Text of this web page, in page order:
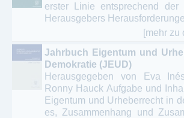
erster Linie entsprechend der
Herausgebers
[mehr zu
Jahrbuch Eigentum und
Demokratie (JEUD)
Herausgegeben von Eva
Ronny Hauck Aufgabe und
Eigentum und Urheberrecht in
es, Zusammenhang und